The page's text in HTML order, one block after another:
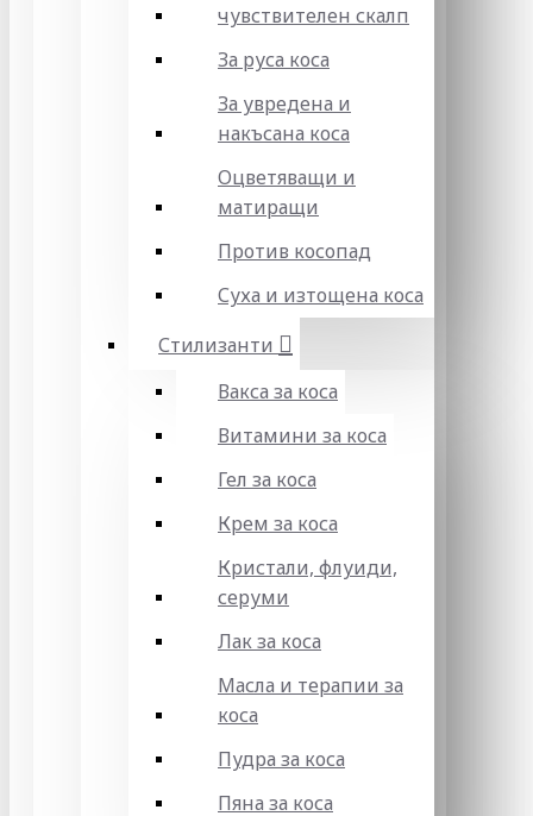
чувствителен скалп
За руса коса
За увредена и
накъсана коса
Оцветяващи и
матиращи
Против косопад
Суха и изтощена коса
Стилизанти
Вакса за коса
Витамини за коса
Гел за коса
Крем за коса
Кристали, флуиди,
серуми
Лак за коса
Масла и терапии за
коса
Пудра за коса
Пяна за коса